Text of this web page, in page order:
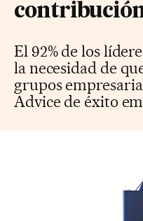
El 92% de los
la necesidad de
grupos
Advice de éxito